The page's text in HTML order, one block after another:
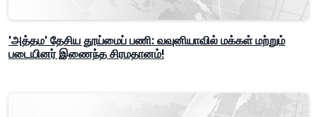
'அத்தம' தேசிய தூய்மைப் பணி: வவுனியாவில் மக்கள் மற்றும்
படையினர் இணைந்த சிரமதானம்!